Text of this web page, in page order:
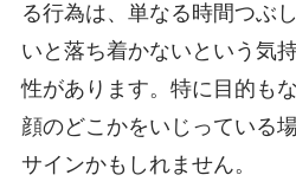
る行為は、単なる時間つぶ
いと落ち着かないという気
性があります。特に目的も
顔のどこかをいじっている
サインかもしれません。